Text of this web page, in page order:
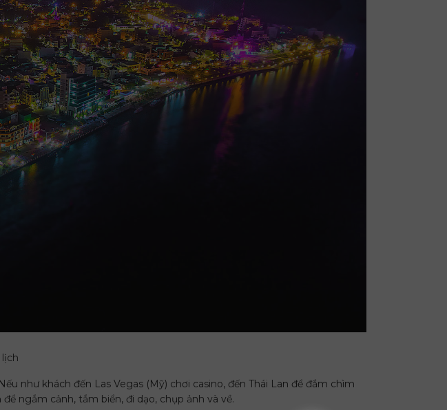
như khách đến Las Vegas (Mỹ) chơi casino, đến Thái Lan để đắm chìm
ngắm cảnh, tắm biển, đi dạo, chụp ảnh và về.